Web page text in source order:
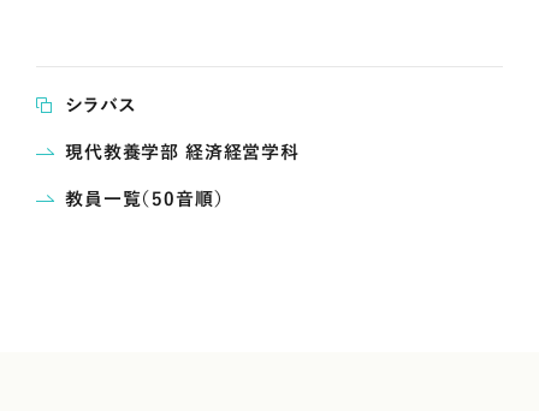
シラバス
現代教養学部 経済経営学科
教員一覧（50音順）